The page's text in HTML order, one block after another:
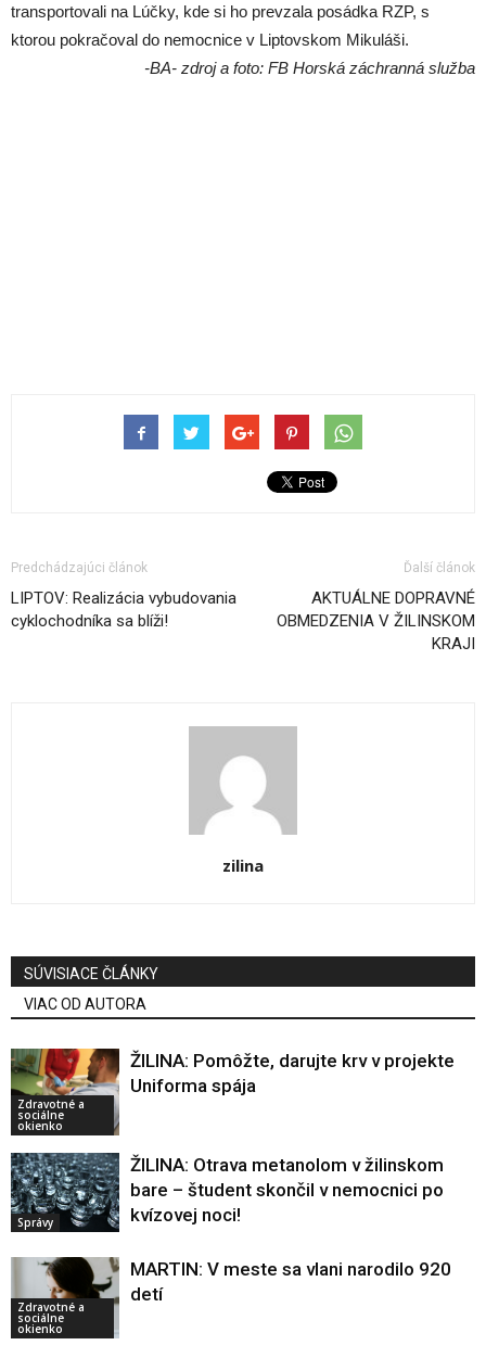
transportovali na Lúčky, kde si ho prevzala posádka RZP, s
ktorou pokračoval do nemocnice v Liptovskom Mikuláši.
-BA- zdroj a foto: FB Horská záchranná služba
Predchádzajúci článok
LIPTOV: Realizácia vybudovania
cyklochodníka sa blíži!
Ďalší článok
AKTUÁLNE DOPRAVNÉ
OBMEDZENIA V ŽILINSKOM
KRAJI
zilina
SÚVISIACE ČLÁNKY
VIAC OD AUTORA
Zdravotné a
sociálne
okienko
ŽILINA: Pomôžte, darujte krv v projekte
Uniforma spája
Správy
ŽILINA: Otrava metanolom v žilinskom
bare – študent skončil v nemocnici po
kvízovej noci!
Zdravotné a
sociálne
okienko
MARTIN: V meste sa vlani narodilo 920
detí